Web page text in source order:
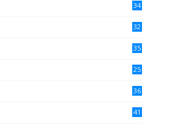
34
32
35
25
36
41